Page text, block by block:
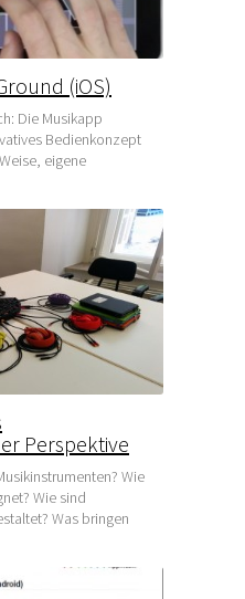
(iOS)
Die Musikapp
Bedienkonzept
eigene
Perspektive
Wie
Wie sind
Was bringen